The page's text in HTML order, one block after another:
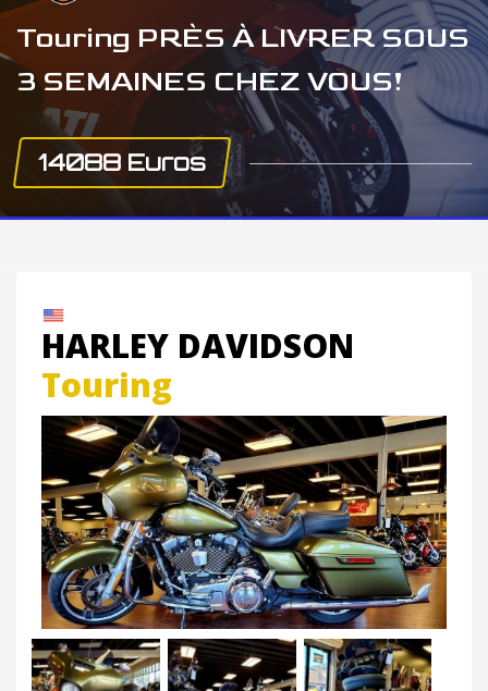
Touring PRÈS À LIVRER SOUS
3 SEMAINES CHEZ VOUS!
14088 Euros
HARLEY DAVIDSON
Touring